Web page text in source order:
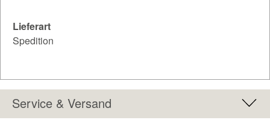
Lieferart
Spedition
Service & Versand